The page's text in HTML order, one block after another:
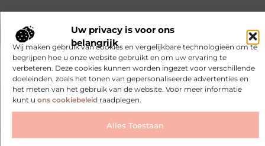
Uw privacy is voor ons
belangrijk
Wij maken gebruik van cookies en vergelijkbare technologieën om te
begrijpen hoe u onze website gebruikt en om uw ervaring te
verbeteren. Deze cookies kunnen worden ingezet voor verschillende
doeleinden, zoals het tonen van gepersonaliseerde advertenties en
het meten van het gebruik van de website. Voor meer informatie
kunt u ons cookiebeleidraadplegen.
Alles Toestaan